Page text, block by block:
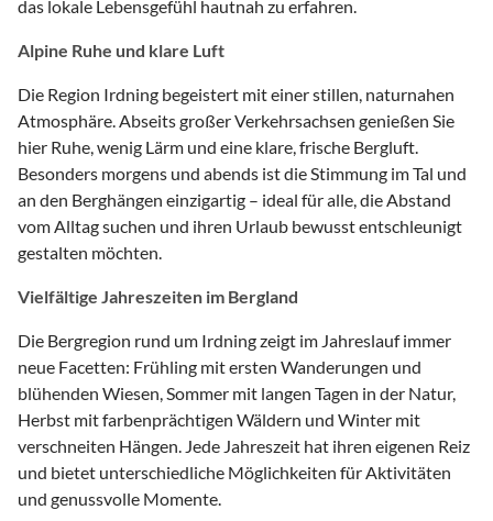
das lokale Lebensgefühl hautnah zu erfahren.
Alpine Ruhe und klare Luft
Die Region Irdning begeistert mit einer stillen, naturnahen
Atmosphäre. Abseits großer Verkehrsachsen genießen Sie
hier Ruhe, wenig Lärm und eine klare, frische Bergluft.
Besonders morgens und abends ist die Stimmung im Tal und
an den Berghängen einzigartig – ideal für alle, die Abstand
vom Alltag suchen und ihren Urlaub bewusst entschleunigt
gestalten möchten.
Vielfältige Jahreszeiten im Bergland
Die Bergregion rund um Irdning zeigt im Jahreslauf immer
neue Facetten: Frühling mit ersten Wanderungen und
blühenden Wiesen, Sommer mit langen Tagen in der Natur,
Herbst mit farbenprächtigen Wäldern und Winter mit
verschneiten Hängen. Jede Jahreszeit hat ihren eigenen Reiz
und bietet unterschiedliche Möglichkeiten für Aktivitäten
und genussvolle Momente.